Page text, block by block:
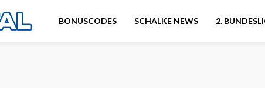
BONUSCODES SCHALKE NEWS 2.